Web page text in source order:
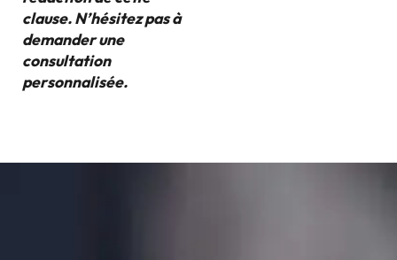
clause. N’hésitez pas à
demander une
consultation
personnalisée.